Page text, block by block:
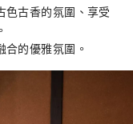
色古香的氛圍、享受
的優雅氛圍。